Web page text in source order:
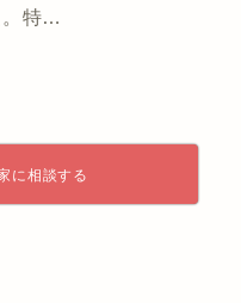
。特…
に相談する